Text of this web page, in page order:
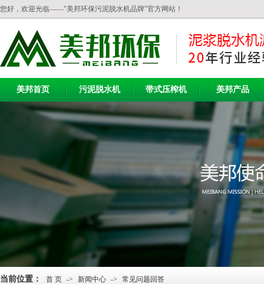
您好，欢迎光临——"美邦环保污泥脱水机品牌"官方网站！
美邦首页 污泥脱水机 带式压榨机 美邦产品
当前位置： 首 页 -> 新闻中心 -> 常见问题回答